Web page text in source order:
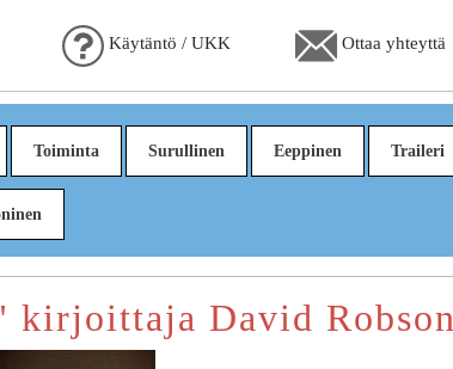
Käytäntö / UKK Ottaa yhteyttä
Toiminta Surullinen Eeppinen Traileri
kirjoittaja David Robson